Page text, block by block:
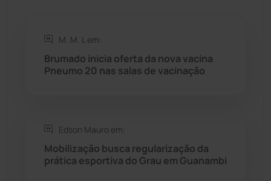
Rio de Contas
Rio do Antônio
Saúde
Seabra (50)
M. M. L em:
Brumado inicia oferta da nova vacina
Pneumo 20 nas salas de vacinação
Edson Mauro em:
Mobilização busca regularização da
prática esportiva do Grau em Guanambi